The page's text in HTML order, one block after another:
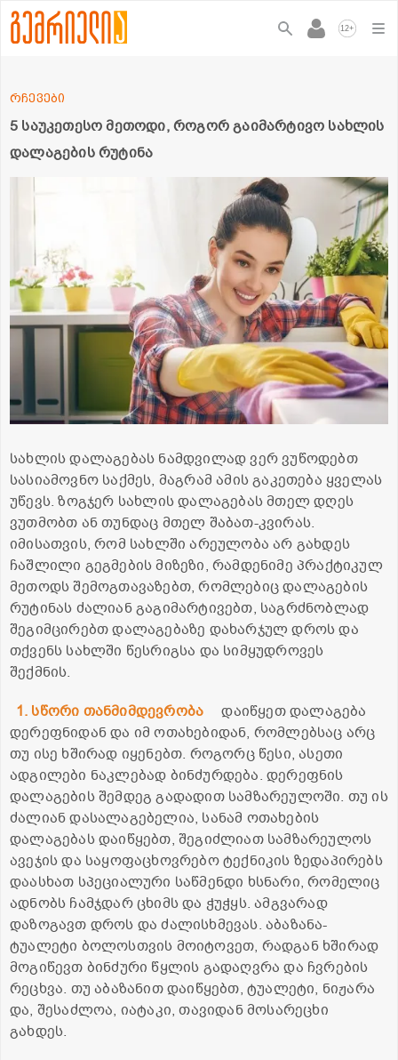
12+
5 საუკეთესო მეთოდი, როგორ გაიმარტივო სახლის
დალაგების რუტინა
რჩევები
სახლის დალაგებას ნამდვილად ვერ ვუწოდებთ
სასიამოვნო საქმეს, მაგრამ ამის გაკეთება ყველას
უწევს. ზოგჯერ სახლის დალაგებას მთელ დღეს
ვუთმობთ ან თუნდაც მთელ შაბათ-კვირას.
იმისათვის, რომ სახლში არეულობა არ გახდეს
ჩაშლილი გეგმების მიზეზი, რამდენიმე პრაქტიკულ
მეთოდს შემოგთავაზებთ, რომლებიც დალაგების
რუტინას ძალიან გაგიმარტივებთ, საგრძნობლად
შეგიმცირებთ დალაგებაზე დახარჯულ დროს და
თქვენს სახლში წესრიგსა და სიმყუდროვეს
შექმნის.
1. სწორი თანმიმდევრობა
დაიწყეთ დალაგება
დერეფნიდან და იმ ოთახებიდან, რომლებსაც არც
თუ ისე ხშირად იყენებთ. როგორც წესი, ასეთი
ადგილები ნაკლებად ბინძურდება. დერეფნის
დალაგების შემდეგ გადადით სამზარეულოში. თუ ის
ძალიან დასალაგებელია, სანამ ოთახების
დალაგებას დაიწყებთ, შეგიძლიათ სამზარეულოს
ავეჯის და საყოფაცხოვრებო ტექნიკის ზედაპირებს
დაასხათ სპეციალური საწმენდი ხსნარი, რომელიც
ადნობს ჩამჯდარ ცხიმს და ჭუჭყს. ამგვარად
დაზოგავთ დროს და ძალისხმევას. აბაზანა-
ტუალეტი ბოლოსთვის მოიტოვეთ, რადგან ხშირად
მოგიწევთ ბინძური წყლის გადაღვრა და ჩვრების
რეცხვა. თუ აბაზანით დაიწყებთ, ტუალეტი, ნიჟარა
და, შესაძლოა, იატაკი, თავიდან მოსარეცხი
გახდეს.